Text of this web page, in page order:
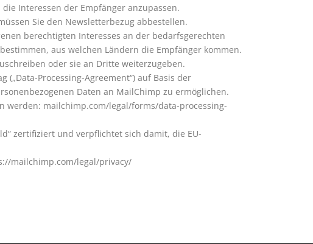
Interessen der Empfänger anzupassen.
Sie den Newsletterbezug abbestellen.
berechtigten Interesses an der bedarfsgerechten
aus welchen Ländern die Empfänger kommen.
oder sie an Dritte weiterzugeben.
Processing-Agreement“) auf Basis der
Daten an MailChimp zu ermöglichen.
werden: mailchimp.com/legal/forms/data-processing-
zertifiziert und verpflichtet sich damit, die EU-
mailchimp.com/legal/privacy/